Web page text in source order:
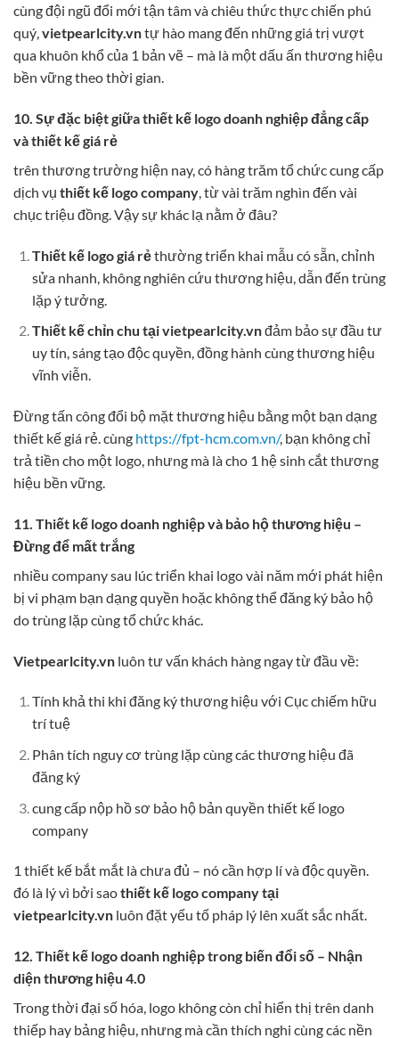
cùng đội ngũ đổi mới tận tâm và chiêu thức thực chiến phú
quý,vietpearlcity.vntự hào mang đến những giá trị vượt
qua khuôn khổ của 1 bản vẽ – mà là một dấu ấn thương hiệu
bền vững theo thời gian.
10. Sự đặc biệt giữa thiết kế logo doanh nghiệp đẳng cấp
và thiết kế giá rẻ
trên thương trường hiện nay, có hàng trăm tổ chức cung cấp
dịch vụ thiết kế logo company , từ vài trăm nghìn đến vài
chục triệu đồng. Vậy sự khác lạ nằm ở đâu?
Thiết kế logo giá rẻthường triển khai mẫu có sẵn, chỉnh
sửa nhanh, không nghiên cứu thương hiệu, dẫn đến trùng
lặp ý tưởng.
Thiết kế chỉn chu tại vietpearlcity.vnđảm bảo sự đầu tư
uy tín, sáng tạo độc quyền, đồng hành cùng thương hiệu
vĩnh viễn.
Đừng tấn công đổi bộ mặt thương hiệu bằng một bạn dạng
thiết kế giá rẻ. cùng https://fpt-hcm.com.vn/, bạn không chỉ
trả tiền cho một logo, nhưng mà là cho 1 hệ sinh cắt thương
hiệu bền vững.
11. Thiết kế logo doanh nghiệp và bảo hộ thương hiệu –
Đừng để mất trắng
nhiều company sau lúc triển khai logo vài năm mới phát hiện
bị vi phạm bạn dạng quyền hoặc không thể đăng ký bảo hộ
do trùng lặp cùng tổ chức khác.
Vietpearlcity.vn luôn tư vấn khách hàng ngay từ đầu về:
Tính khả thi khi đăng ký thương hiệu với Cục chiếm hữu
trí tuệ
Phân tích nguy cơ trùng lặp cùng các thương hiệu đã
đăng ký
cung cấp nộp hồ sơ bảo hộ bản quyền thiết kế logo
company
1 thiết kế bắt mắt là chưa đủ – nó cần hợp lí và độc quyền.
đó là lý vì bởi saothiết kế logo company tại
vietpearlcity.vn luôn đặt yếu tố pháp lý lên xuất sắc nhất.
12. Thiết kế logo doanh nghiệp trong biến đổi số – Nhận
diện thương hiệu 4.0
Trong thời đại số hóa, logo không còn chỉ hiển thị trên danh
thiếp hay bảng hiệu, nhưng mà cần thích nghi cùng các nền